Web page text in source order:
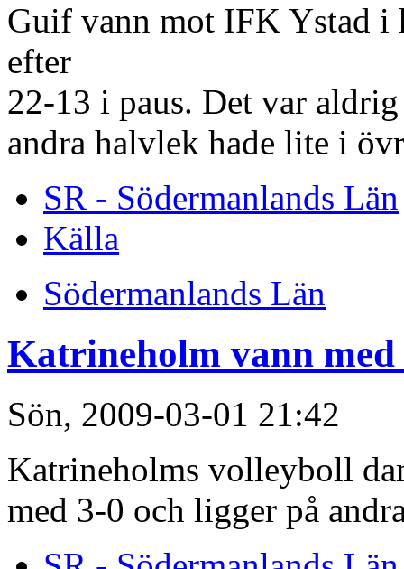
Guif vann mot IFK Ystad i
efter
22-13 i paus. Det var
andra halvlek hade lite i
SR - Södermanlands Län
Källa
Södermanlands Län
Katrineholm vann med
Sön, 2009-03-01 21:42
Katrineholms volleyboll
med 3-0 och ligger på